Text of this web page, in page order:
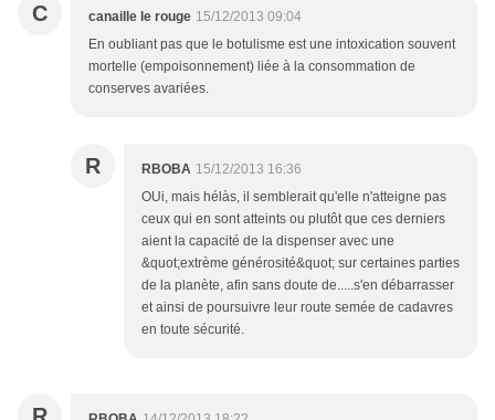
C canaille le rouge 15/12/2013 09:04
En oubliant pas que le botulisme est une intoxication souvent
mortelle (empoisonnement) liée à la consommation de
conserves avariées.
R RBOBA 15/12/2013 16:36
OUi, mais hélàs, il semblerait qu'elle n'atteigne pas
ceux qui en sont atteints ou plutôt que ces derniers
aient la capacité de la dispenser avec une
&quot;extrème générosité&quot; sur certaines parties
de la planète, afin sans doute de.....s'en débarrasser
et ainsi de poursuivre leur route semée de cadavres
en toute sécurité.